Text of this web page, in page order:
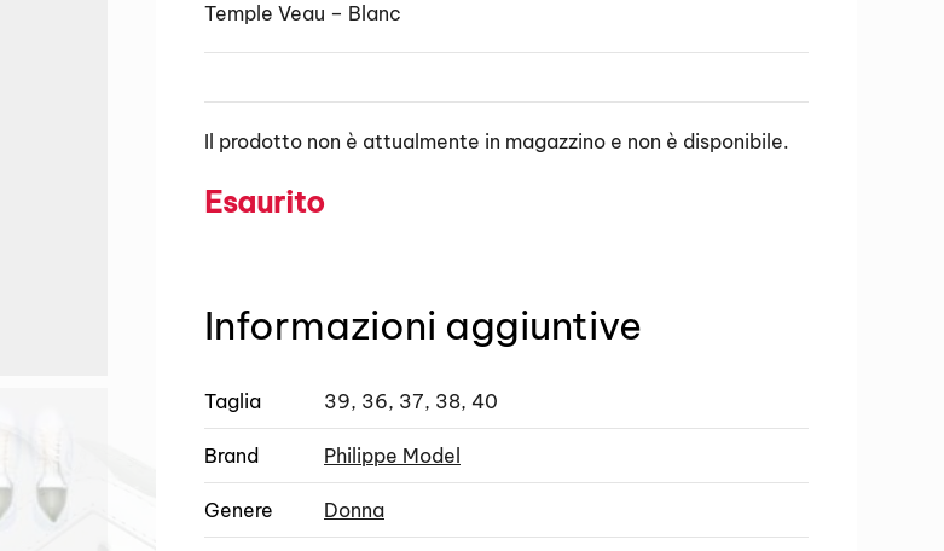
Temple Veau – Blanc
Il prodotto non è attualmente in magazzino e non è disponibile.
Esaurito
Informazioni aggiuntive
Taglia 39, 36, 37, 38, 40
Brand Philippe Model
Genere Donna